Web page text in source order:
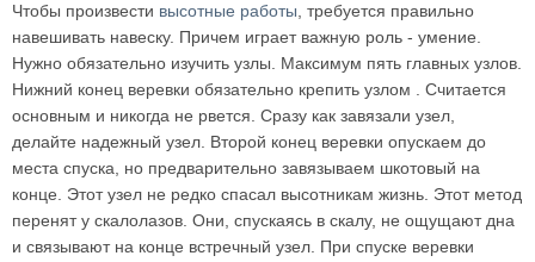
Чтобы произвести высотные работы , требуется правильно
навешивать навеску. Причем играет важную роль - умение.
Нужно обязательно изучить узлы. Максимум пять главных узлов.
Нижний конец веревки обязательно крепить узлом . Считается
основным и никогда не рвется. Сразу как завязали узел,
делайте надежный узел. Второй конец веревки опускаем до
места спуска, но предварительно завязываем шкотовый на
конце. Этот узел не редко спасал высотникам жизнь. Этот метод
перенят у скалолазов. Они, спускаясь в скалу, не ощущают дна
и связывают на конце встречный узел. При спуске веревки